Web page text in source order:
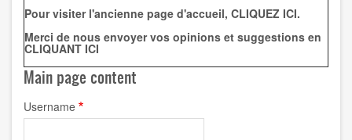
Pour visiter l'ancienne page d'accueil, CLIQUEZ ICI.
Merci de nous envoyer vos opinions et suggestions en
CLIQUANT ICI
Main page content
Username